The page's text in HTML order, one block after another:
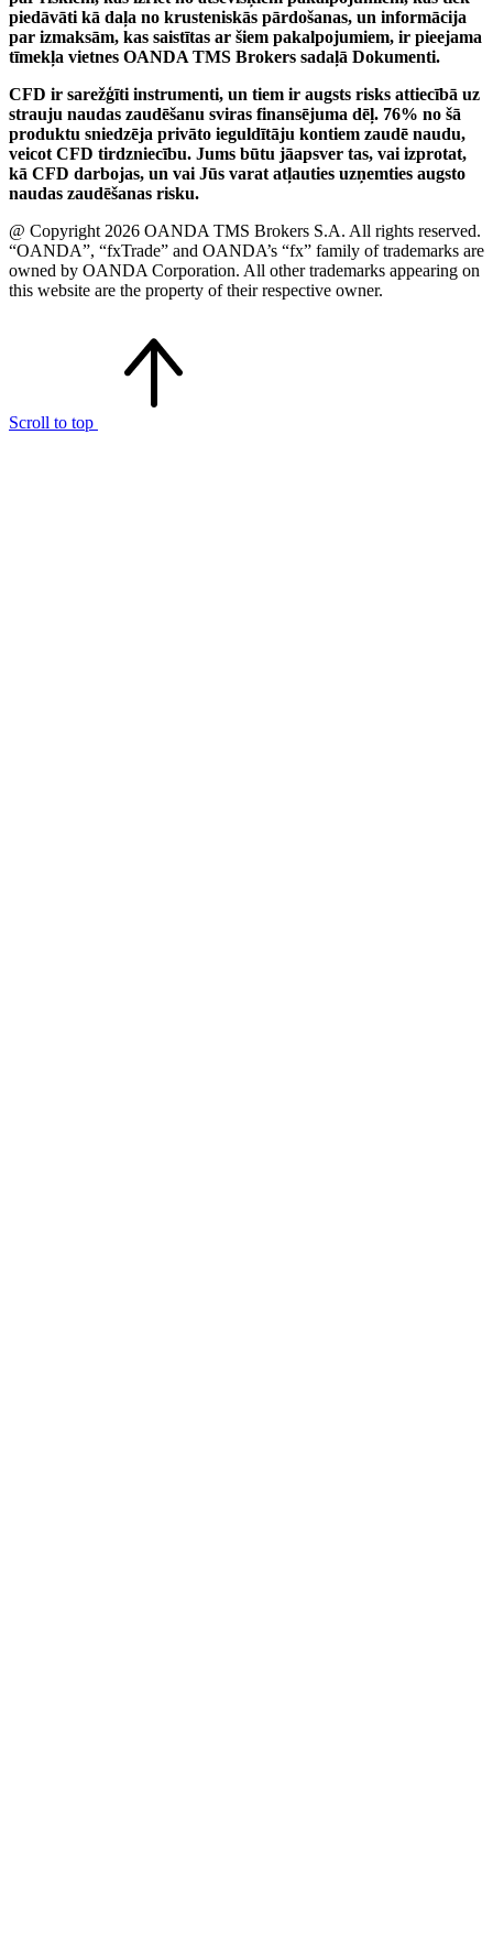
piedāvāti kā daļa no krusteniskās pārdošanas, un informācija
par izmaksām, kas saistītas ar šiem pakalpojumiem, ir pieejama
tīmekļa vietnes OANDA TMS Brokers sadaļā Dokumenti.
CFD ir sarežģīti instrumenti, un tiem ir augsts risks attiecībā uz
strauju naudas zaudēšanu sviras finansējuma dēļ. 76% no šā
produktu sniedzēja privāto ieguldītāju kontiem zaudē naudu,
veicot CFD tirdzniecību. Jums būtu jāapsver tas, vai izprotat,
kā CFD darbojas, un vai Jūs varat atļauties uzņemties augsto
naudas zaudēšanas risku.
@ Copyright 2026 OANDA TMS Brokers S.A. All rights reserved.
“OANDA”, “fxTrade” and OANDA’s “fx” family of trademarks are
owned by OANDA Corporation. All other trademarks appearing on
this website are the property of their respective owner.
Scroll to top